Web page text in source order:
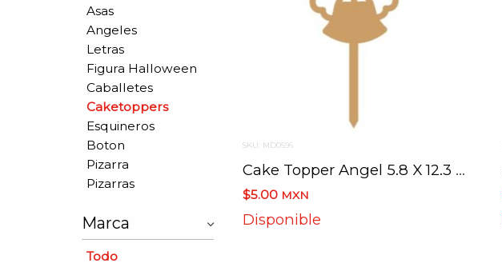
Asas
Angeles
Letras
Figura Halloween
Caballetes
Caketoppers
Esquineros
Boton
Pizarra
Pizarras
Marca
Todo
SKU: MD0596
Cake Topper Angel 5.8 X 12.3 Cm
$5.00 MXN
Disponible